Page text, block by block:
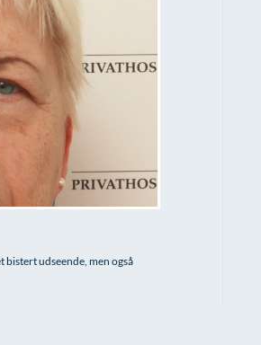
bistert udseende, men også